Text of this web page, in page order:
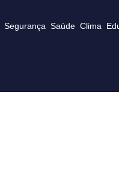
Segurança Saúde Clima